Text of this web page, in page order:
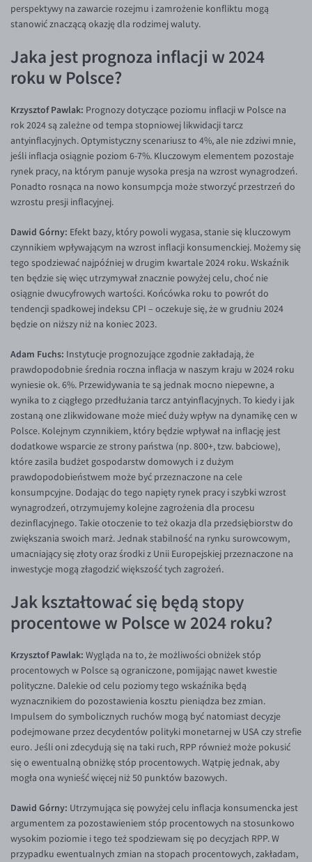
perspektywy na zawarcie rozejmu i zamrożenie konfliktu mogą
stanowić znaczącą okazję dla rodzimej waluty.
Jaka jest prognoza inflacji w 2024
roku w Polsce?
Krzysztof Pawlak: Prognozy dotyczące poziomu inflacji w Polsce na
rok 2024 są zależne od tempa stopniowej likwidacji tarcz
antyinflacyjnych. Optymistyczny scenariusz to 4%, ale nie zdziwi mnie,
jeśli inflacja osiągnie poziom 6-7%. Kluczowym elementem pozostaje
rynek pracy, na którym panuje wysoka presja na wzrost wynagrodzeń.
Ponadto rosnąca na nowo konsumpcja może stworzyć przestrzeń do
wzrostu presji inflacyjnej.
Dawid Górny: Efekt bazy, który powoli wygasa, stanie się kluczowym
czynnikiem wpływającym na wzrost inflacji konsumenckiej. Możemy się
tego spodziewać najpóźniej w drugim kwartale 2024 roku. Wskaźnik
ten będzie się więc utrzymywał znacznie powyżej celu, choć nie
osiągnie dwucyfrowych wartości. Końcówka roku to powrót do
tendencji spadkowej indeksu CPI – oczekuje się, że w grudniu 2024
będzie on niższy niż na koniec 2023.
Adam Fuchs: Instytucje prognozujące zgodnie zakładają, że
prawdopodobnie średnia roczna inflacja w naszym kraju w 2024 roku
wyniesie ok. 6%. Przewidywania te są jednak mocno niepewne, a
wynika to z ciągłego przedłużania tarcz antyinflacyjnych. To kiedy i jak
zostaną one zlikwidowane może mieć duży wpływ na dynamikę cen w
Polsce. Kolejnym czynnikiem, który będzie wpływał na inflację jest
dodatkowe wsparcie ze strony państwa (np. 800+, tzw. babciowe),
które zasila budżet gospodarstw domowych i z dużym
prawdopodobieństwem może być przeznaczone na cele
konsumpcyjne. Dodając do tego napięty rynek pracy i szybki wzrost
wynagrodzeń, otrzymujemy kolejne zagrożenia dla procesu
dezinflacyjnego. Takie otoczenie to też okazja dla przedsiębiorstw do
zwiększania swoich marż. Jednak stabilność na rynku surowcowym,
umacniający się złoty oraz środki z Unii Europejskiej przeznaczone na
inwestycje mogą złagodzić większość tych zagrożeń.
Jak kształtować się będą stopy
procentowe w Polsce w 2024 roku?
Krzysztof Pawlak: Wygląda na to, że możliwości obniżek stóp
procentowych w Polsce są ograniczone, pomijając nawet kwestie
polityczne. Dalekie od celu poziomy tego wskaźnika będą
wyznacznikiem do pozostawienia kosztu pieniądza bez zmian.
Impulsem do symbolicznych ruchów mogą być natomiast decyzje
podejmowane przez decydentów polityki monetarnej w USA czy strefie
euro. Jeśli oni zdecydują się na taki ruch, RPP również może pokusić
się o ewentualną obniżkę stóp procentowych. Wątpię jednak, aby
mogła ona wynieść więcej niż 50 punktów bazowych.
Dawid Górny: Utrzymująca się powyżej celu inflacja konsumencka jest
argumentem za pozostawieniem stóp procentowych na stosunkowo
wysokim poziomie i tego też spodziewam się po decyzjach RPP. W
przypadku ewentualnych zmian na stopach procentowych, zakładam,